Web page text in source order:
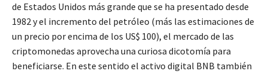
de Estados Unidos más grande que se ha presentado desde
1982 y el incremento del petróleo (más las estimaciones de
un precio por encima de los US$ 100), el mercado de las
criptomonedas aprovecha una curiosa dicotomía para
beneficiarse. En este sentido el activo digital BNB también